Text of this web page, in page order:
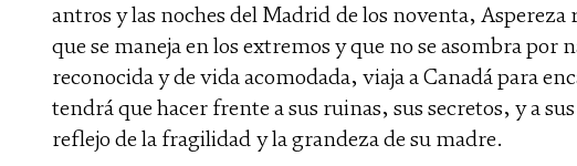
antros y las noches del Madrid de los noventa, Aspereza
que se maneja en los extremos y que no se asombra por
reconocida y de vida acomodada, viaja a Canadá para
tendrá que hacer frente a sus ruinas, sus secretos, y a
reflejo de la fragilidad y la grandeza de su madre.